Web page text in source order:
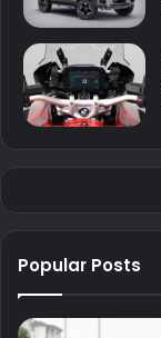
Popular Posts